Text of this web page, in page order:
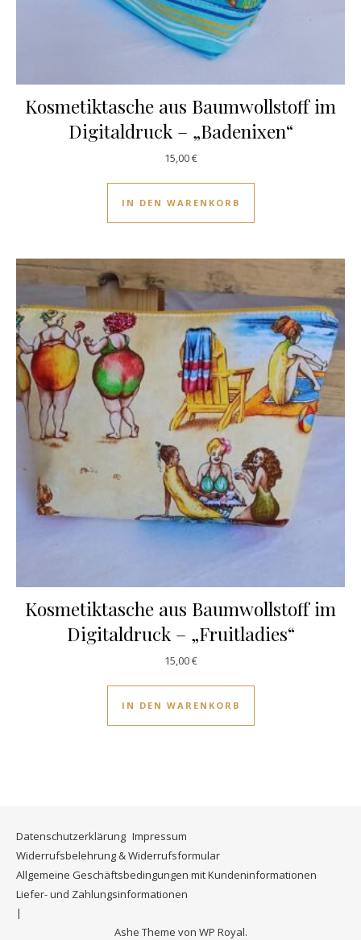
Kosmetiktasche aus Baumwollstoff im
Digitaldruck – „Badenixen“
15,00€
IN DEN WARENKORB
Kosmetiktasche aus Baumwollstoff im
Digitaldruck – „Fruitladies“
15,00€
IN DEN WARENKORB
Datenschutzerklärung Impressum
Widerrufsbelehrung & Widerrufsformular
Allgemeine Geschäftsbedingungen mit Kundeninformationen
Liefer- und Zahlungsinformationen
Ashe Theme von WP Royal.